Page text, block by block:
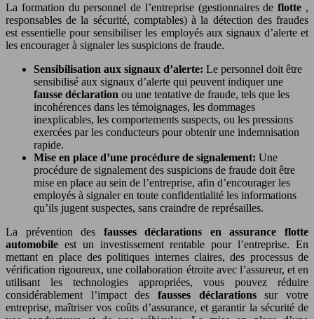
La formation du personnel de l’entreprise (gestionnaires deflotte ,
responsables de la sécurité, comptables) à la détection des fraudes
est essentielle pour sensibiliser les employés aux signaux d’alerte et
les encourager à signaler les suspicions de fraude.
Sensibilisation aux signaux d’alerte: Le personnel doit être
sensibilisé aux signaux d’alerte qui peuvent indiquer une
fausse déclaration ou une tentative de fraude, tels que les
incohérences dans les témoignages, les dommages
inexplicables, les comportements suspects, ou les pressions
exercées par les conducteurs pour obtenir une indemnisation
rapide.
Mise en place d’une procédure de signalement: Une
procédure de signalement des suspicions de fraude doit être
mise en place au sein de l’entreprise, afin d’encourager les
employés à signaler en toute confidentialité les informations
qu’ils jugent suspectes, sans craindre de représailles.
La prévention des fausses déclarations en assurance flotte
automobile est un investissement rentable pour l’entreprise. En
mettant en place des politiques internes claires, des processus de
vérification rigoureux, une collaboration étroite avec l’assureur, et en
utilisant les technologies appropriées, vous pouvez réduire
considérablement l’impact des fausses déclarationssur votre
entreprise, maîtriser vos coûts d’assurance, et garantir la sécurité de